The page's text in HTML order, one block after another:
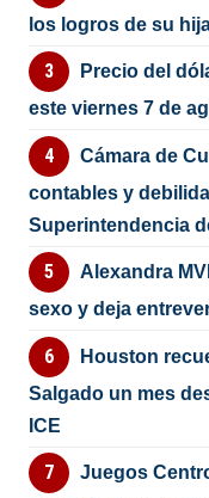
los logros de su
Precio del
este viernes 7 de
Cámara de
contables y
Superintendencia
Alexandra
sexo y deja
Houston
Salgado un mes
ICE
Juegos